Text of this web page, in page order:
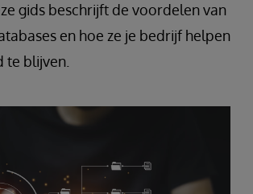
gids beschrijft de voordelen van
en hoe ze je bedrijf helpen
te blijven.